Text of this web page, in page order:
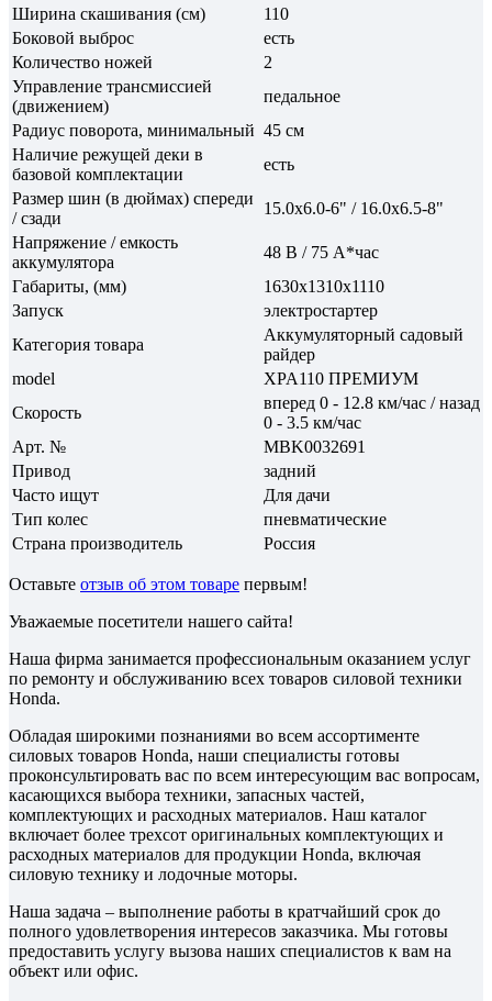
Ширина скашивания (см)
110
Боковой выброс
есть
Количество ножей
2
Управление трансмиссией
(движением)
педальное
Радиус поворота, минимальный 45 см
Наличие режущей деки в
базовой комплектации
есть
Размер шин (в дюймах) спереди
/ сзади
15.0х6.0-6" / 16.0х6.5-8"
Напряжение / емкость
аккумулятора
48 В / 75 А*час
Габариты, (мм)
1630х1310х1110
Запуск
электростартер
Категория товара
Аккумуляторный садовый
райдер
model
XPA110 ПРЕМИУМ
Скорость
вперед 0 - 12.8 км/час / назад
0 - 3.5 км/час
Арт. №
MBK0032691
Привод
задний
Часто ищут
Для дачи
Тип колес
пневматические
Страна производитель
Россия
Оставьте отзыв об этом товаре первым!
Уважаемые посетители нашего сайта!
Наша фирма занимается профессиональным оказанием услуг
по ремонту и обслуживанию всех товаров силовой техники
Honda.
Обладая широкими познаниями во всем ассортименте
силовых товаров Honda, наши специалисты готовы
проконсультировать вас по всем интересующим вас вопросам,
касающихся выбора техники, запасных частей,
комплектующих и расходных материалов. Наш каталог
включает более трехсот оригинальных комплектующих и
расходных материалов для продукции Honda, включая
силовую технику и лодочные моторы.
Наша задача – выполнение работы в кратчайший срок до
полного удовлетворения интересов заказчика. Мы готовы
предоставить услугу вызова наших специалистов к вам на
объект или офис.